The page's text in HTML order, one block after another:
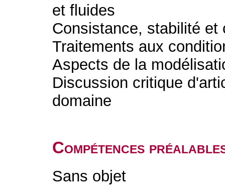
et fluides
Consistance, stabilité et
Traitements aux
Aspects de la
Discussion critique
domaine
Compétences
Sans objet